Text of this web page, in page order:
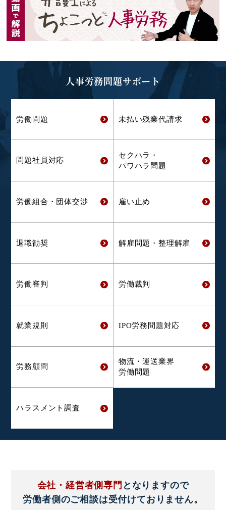
人事労務問題サポート
労働問題 未払い残業代請求
問題社員対応
セクハラ・
パワハラ問題
労働組合・ 団体交渉 雇い止め
退職勧奨 解雇問題・ 整理解雇
労働審判 労働裁判
就業規則 IPO労務問題対応
労務顧問
物流・運送業界
労働問題
ハラスメント調査
会社・経営者側専門 となりますので
労働者側のご相談は受付けておりません。